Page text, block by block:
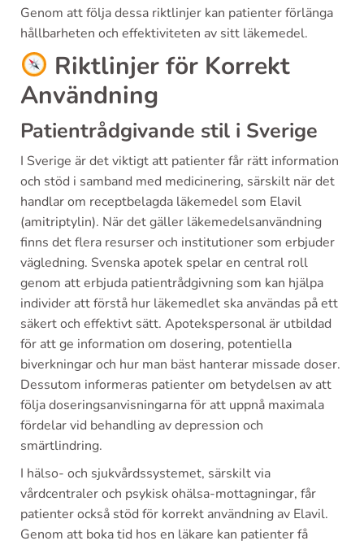
Genom att följa dessa riktlinjer kan patienter förlänga
hållbarheten och effektiviteten av sitt läkemedel.
Riktlinjer för Korrekt
Användning
Patientrådgivande stil i Sverige
I Sverige är det viktigt att patienter får rätt information
och stöd i samband med medicinering, särskilt när det
handlar om receptbelagda läkemedel som Elavil
(amitriptylin). När det gäller läkemedelsanvändning
finns det flera resurser och institutioner som erbjuder
vägledning. Svenska apotek spelar en central roll
genom att erbjuda patientrådgivning som kan hjälpa
individer att förstå hur läkemedlet ska användas på ett
säkert och effektivt sätt. Apotekspersonal är utbildad
för att ge information om dosering, potentiella
biverkningar och hur man bäst hanterar missade doser.
Dessutom informeras patienter om betydelsen av att
följa doseringsanvisningarna för att uppnå maximala
fördelar vid behandling av depression och
smärtlindring.
I hälso- och sjukvårdssystemet, särskilt via
vårdcentraler och psykisk ohälsa-mottagningar, får
patienter också stöd för korrekt användning av Elavil.
Genom att boka tid hos en läkare kan patienter få